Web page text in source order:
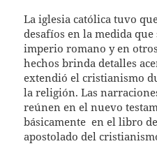
La iglesia católica tuvo
desafíos en la medida
imperio romano y en
hechos brinda detalles
extendió el cristianismo
la religión. Las
reúnen en el nuevo
básicamente en el libro
apostolado del